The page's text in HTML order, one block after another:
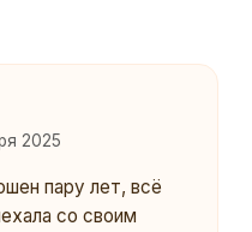
2025
пару лет, всё
со своим